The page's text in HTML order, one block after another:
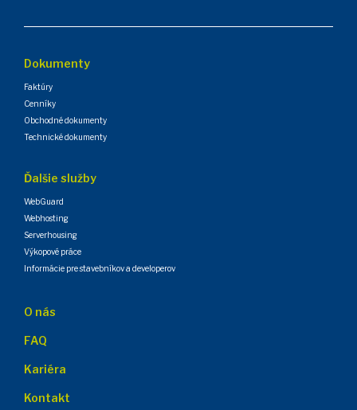
Dokumenty
Faktúry
Cenníky
Obchodné dokumenty
Technické dokumenty
Ďalšie služby
WebGuard
Webhosting
Serverhousing
Výkopové práce
Informácie pre stavebníkov a developerov
O nás
FAQ
Kariéra
Kontakt